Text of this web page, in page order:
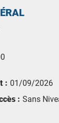
: 01/09/2026
: Sans